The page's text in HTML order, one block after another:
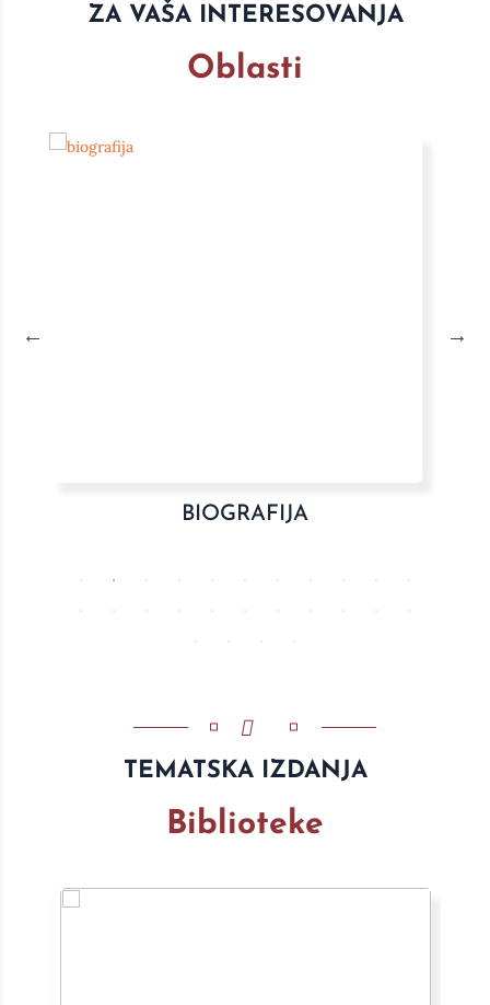
ZA VAŠA INTERESOVANJA
Oblasti
BIOGRAFIJA
TEMATSKA IZDANJA
Biblioteke